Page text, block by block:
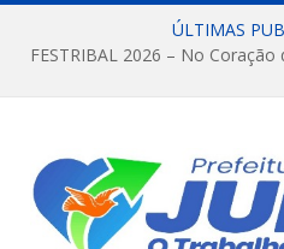
ÚLTIMAS